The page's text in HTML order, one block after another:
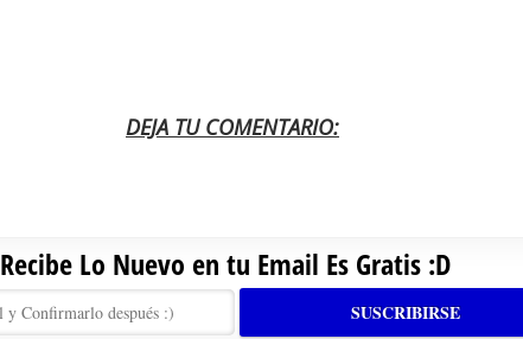
DEJA TU COMENTARIO:
Recibe Lo Nuevo en tu Email Es Gratis :D